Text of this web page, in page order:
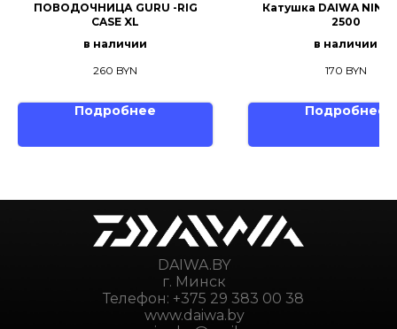
ПОВОДОЧНИЦА GURU -RIG
CASE XL
в наличии
260 BYN
Подробнее
Катушка DAIWA NINJA
2500
в наличии
170 BYN
Подробнее
DAIWA.BY
г. Минск
Телефон: +375 29 383 00 38
www.daiwa.by